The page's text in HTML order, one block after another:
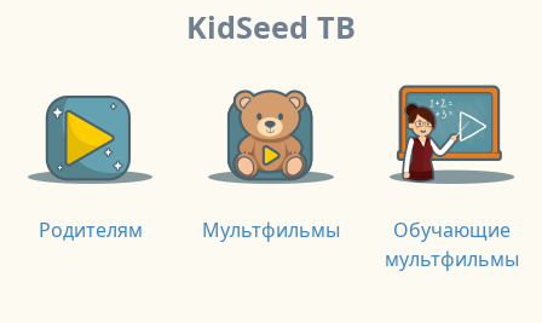
KidSeed ТВ
Родителям Мультфильмы
Обучающие
мультфильмы